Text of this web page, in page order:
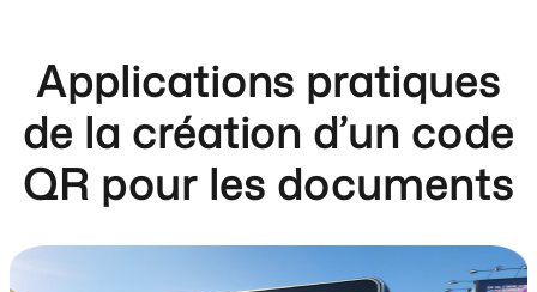
Applications pratiques
de la création d’un code
QR pour les documents